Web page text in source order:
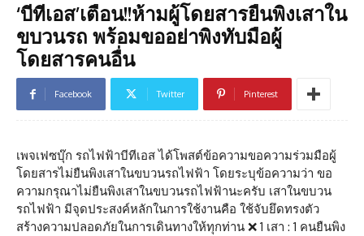
‘บีทีเอส’เตือน!!ห้ามผู้โดยสารยืนพิงเสาใน
ขบวนรถ พร้อมขออย่าพิงทับมือผู้
โดยสารคนอื่น
Facebook Twitter Pinterest
เพจเฟซบุ๊ก รถไฟฟ้าบีทีเอส ได้โพสต์ข้อความขอความร่วมมือผู้
โดยสารไม่ยืนพิงเสาในขบวนรถไฟฟ้า โดยระบุข้อความว่า ขอ
ความกรุณาไม่ยืนพิงเสาในขบวนรถไฟฟ้านะครับ เสาในขบวน
รถไฟฟ้า มีจุดประสงค์หลักในการใช้งานคือ ใช้จับยึดทรงตัว
สร้างความปลอดภัยในการเดินทางให้ทุกท่าน ❌ 1 เสา : 1 คนยืนพิง